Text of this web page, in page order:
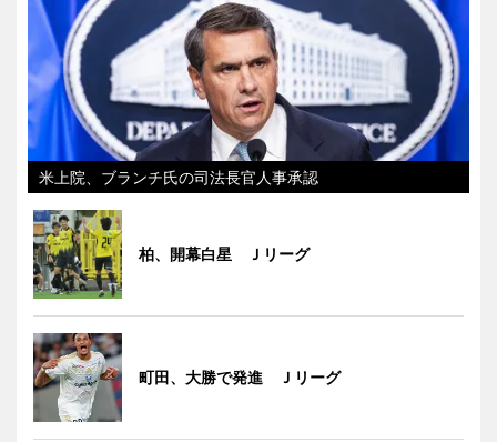
米上院、ブランチ氏の司法長官人事承認
柏、開幕白星 Ｊリーグ
町田、大勝で発進 Ｊリーグ